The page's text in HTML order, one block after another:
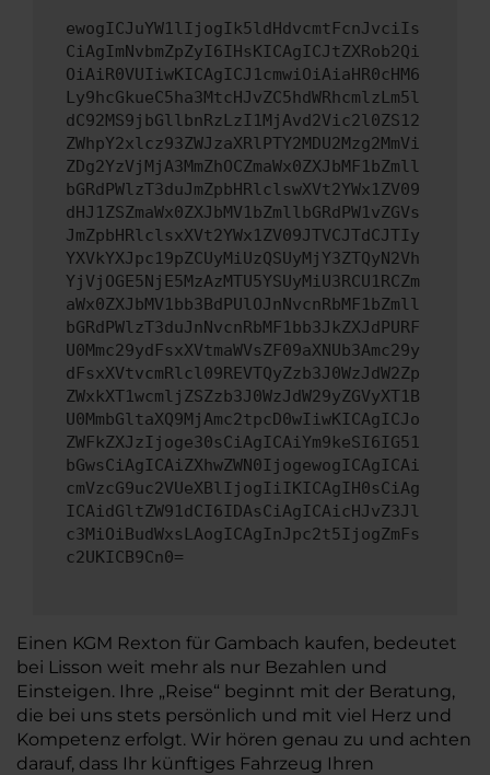
ewogICJuYW1lIjogIk5ldHdvcmtFcnJvciIs
CiAgImNvbmZpZyI6IHsKICAgICJtZXRob2Qi
OiAiR0VUIiwKICAgICJ1cmwiOiAiaHR0cHM6
Ly9hcGkueC5ha3MtcHJvZC5hdWRhcmlzLm5l
dC92MS9jbGllbnRzLzI1MjAvd2Vic2l0ZS12
ZWhpY2xlcz93ZWJzaXRlPTY2MDU2Mzg2MmVi
ZDg2YzVjMjA3MmZhOCZmaWx0ZXJbMF1bZmll
bGRdPWlzT3duJmZpbHRlclswXVt2YWx1ZV09
dHJ1ZSZmaWx0ZXJbMV1bZmllbGRdPW1vZGVs
JmZpbHRlclsxXVt2YWx1ZV09JTVCJTdCJTIy
YXVkYXJpc19pZCUyMiUzQSUyMjY3ZTQyN2Vh
YjVjOGE5NjE5MzAzMTU5YSUyMiU3RCU1RCZm
aWx0ZXJbMV1bb3BdPUlOJnNvcnRbMF1bZmll
bGRdPWlzT3duJnNvcnRbMF1bb3JkZXJdPURF
U0Mmc29ydFsxXVtmaWVsZF09aXNUb3Amc29y
dFsxXVtvcmRlcl09REVTQyZzb3J0WzJdW2Zp
ZWxkXT1wcmljZSZzb3J0WzJdW29yZGVyXT1B
U0MmbGltaXQ9MjAmc2tpcD0wIiwKICAgICJo
ZWFkZXJzIjoge30sCiAgICAiYm9keSI6IG51
bGwsCiAgICAiZXhwZWN0IjogewogICAgICAi
cmVzcG9uc2VUeXBlIjogIiIKICAgIH0sCiAg
ICAidGltZW91dCI6IDAsCiAgICAicHJvZ3Jl
c3MiOiBudWxsLAogICAgInJpc2t5IjogZmFs
c2UKICB9Cn0=
Einen KGM Rexton für Gambach kaufen, bedeutet
bei Lisson weit mehr als nur Bezahlen und
Einsteigen. Ihre „Reise“ beginnt mit der Beratung,
die bei uns stets persönlich und mit viel Herz und
Kompetenz erfolgt. Wir hören genau zu und achten
darauf, dass Ihr künftiges Fahrzeug Ihren